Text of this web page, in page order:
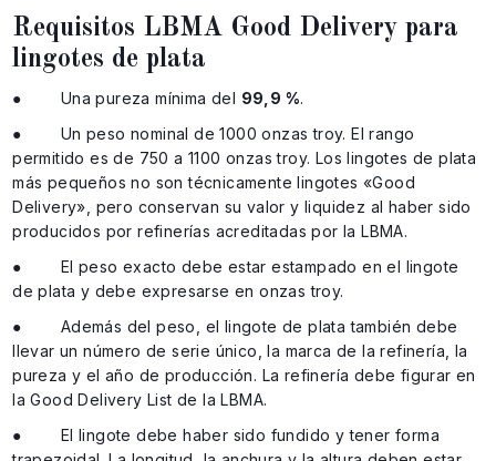
Requisitos LBMA Good Delivery para
lingotes de plata
● Una pureza mínima del 99,9 %.
● Un peso nominal de 1000 onzas troy. El rango
permitido es de 750 a 1100 onzas troy. Los lingotes de plata
más pequeños no son técnicamente lingotes «Good
Delivery», pero conservan su valor y liquidez al haber sido
producidos por refinerías acreditadas por la LBMA.
● El peso exacto debe estar estampado en el lingote
de plata y debe expresarse en onzas troy.
● Además del peso, el lingote de plata también debe
llevar un número de serie único, la marca de la refinería, la
pureza y el año de producción. La refinería debe figurar en
la Good Delivery List de la LBMA.
● El lingote debe haber sido fundido y tener forma